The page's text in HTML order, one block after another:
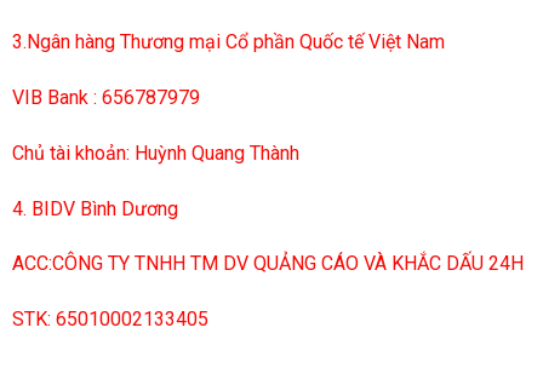
3.Ngân hàng Thương mại Cổ phần Quốc tế Việt Nam
VIB Bank : 656787979
Chủ tài khoản: Huỳnh Quang Thành
4. BIDV Bình Dương
ACC:CÔNG TY TNHH TM DV QUẢNG CÁO VÀ KHẮC DẤU 24H
STK: 65010002133405